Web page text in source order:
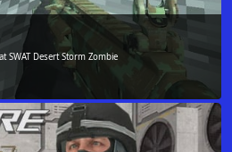
SWAT Desert Storm Zombie